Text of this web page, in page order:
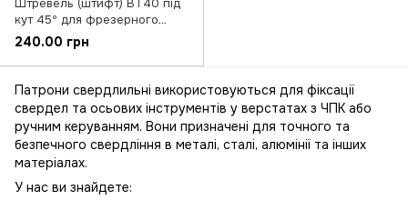
Штревель (штифт) BT40 під
кут 45º для фрезерного
патрона
240.00 грн
Патрони свердлильні використовуються для фіксації
свердел та осьових інструментів у верстатах з ЧПК або
ручним керуванням. Вони призначені для точного та
безпечного свердління в металі, сталі, алюмінії та інших
матеріалах.
У нас ви знайдете: